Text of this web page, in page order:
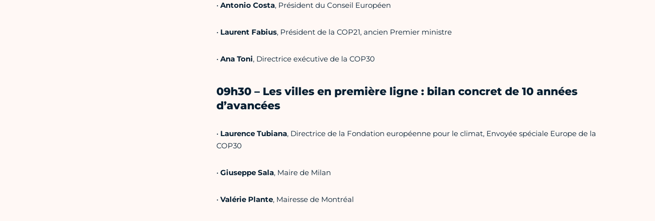
• Antonio Costa, Président du Conseil Européen
• Laurent Fabius, Président de la COP21, ancien Premier ministre
• Ana Toni, Directrice exécutive de la COP30
09h30 – Les villes en première ligne : bilan concret de 10 années
d’avancées
• Laurence Tubiana, Directrice de la Fondation européenne pour le climat, Envoyée spéciale Europe de la
COP30
• Giuseppe Sala, Maire de Milan
• Valérie Plante, Mairesse de Montréal